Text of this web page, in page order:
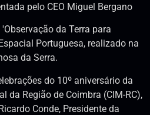
pelo CEO Miguel Bergano
da Terra para
Portuguesa, realizado na
da Serra.
do 10º aniversário da
da Região de Coimbra (CIM-RC),
Conde, Presidente da